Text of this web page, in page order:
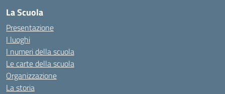
La Scuola
Presentazione
I luoghi
I numeri della scuola
Le carte della scuola
Organizzazione
La storia